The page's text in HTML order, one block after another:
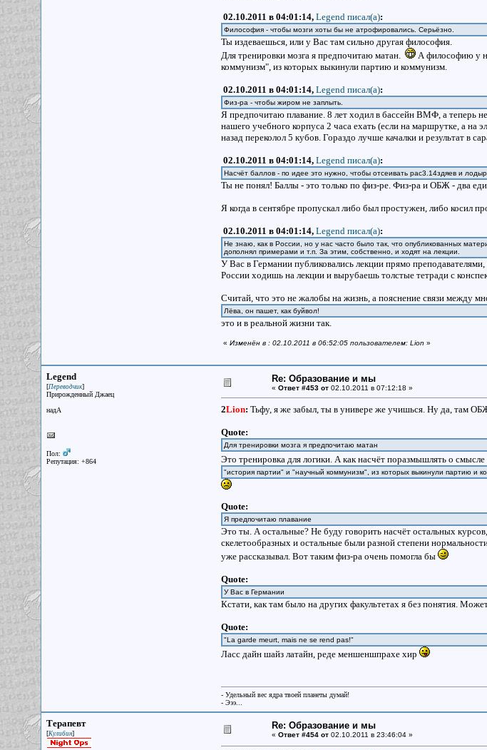
02.10.2011 в 04:01:14, Legend писал(a):
Философия - чтобы мозги хоты бы не атрофировались. Серьёзно.
Ты издеваешься, или у Вас там сильно другая философия.
Для тренировки мозга я предпочитаю матан.
А философию у
коммунизм", из которых выкинули партию и коммунизм.
02.10.2011 в 04:01:14, Legend писал(a):
Физ-ра - чтобы жиром не заплыть.
Я предпочитаю плавание. 8 лет ходил в бассейн ВМФ, а теперь
нашего учебного корпуса 2 часа ехать (если на маршрутке, а на
назад переколол 5 кубов. Гораздо лучше качалки и результат в
02.10.2011 в 04:01:14, Legend писал(a):
Насчёт баллов - по идее это нужно, чтобы отсеивать рас3.14здяев и
Ты не понял! Баллы - это только по физ-ре. Физ-ра и ОБЖ - два
Я когда в сентябре пропускал либо был простужен, либо косил
02.10.2011 в 04:01:14, Legend писал(a):
Не знаю, как в России, но у нас часто было так, что опубликованных
дополнял примерами и т.п. За этим, собственно, и ходят на лекции.
У Вас в Германии публиковались лекции прямо
России ходишь на лекции и вырубаешь толстые тетради с
Считай, что это не жалобы на жизнь, а пояснение связи между
Лёва, он пашет, как буйвол!
это и в реальной жизни так.
« Изменён в : 02.10.2011 в 06:52:05 пользователем: Lion »
Legend
[Переводчик]
Прирожденный Джаец
надА
Пол:
Репутация: +864
Re: Образование и мы
« Ответ #453 от 02.10.2011 в 07:12:18 »
2Lion: Тьфу, я же забыл, ты в универе же учишься. Ну да, там
Quote:
Для тренировки мозга я предпочитаю матан
Это тренировка для логики. А как насчёт поразмышлять о
"история партии" и "научный коммунизм", из которых выкинули партию и
Quote:
Я предпочитаю плавание
Это ты. А остальные? Не буду говорить насчёт остальных
скелетообразных и остальные были разной степени
уже рассказывал. Вот таким физ-ра очень помогла бы
Quote:
У Вас в Германии
Кстати, как там было на других факультетах я без понятия.
Quote:
"La garde meurt, mais ne se rend pas!"
Ласс дайн шайз латайн, реде меншеншпрахе хир
- Удельный вес ядра твоей планеты думай!
- Эээ...
Терапевт
[Кулибин]
Re: Образование и мы
« Ответ #454 от 02.10.2011 в 23:46:04 »